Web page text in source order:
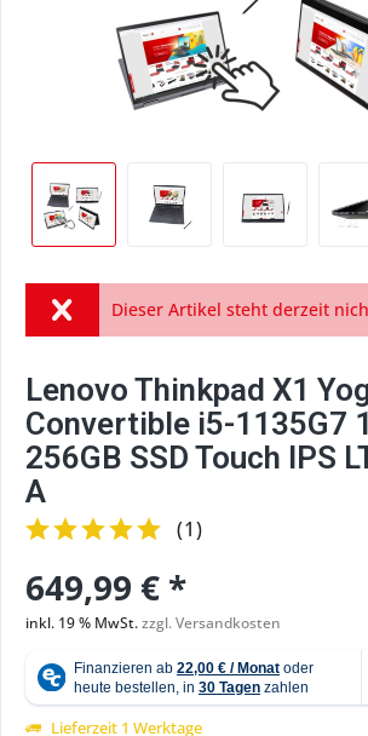
Dieser Artikel steht derzeit
Lenovo Thinkpad X1
Convertible i5-1135G7
256GB SSD Touch IPS
A
(1)
649,99 € *
inkl. 19 % MwSt.zzgl. Versandkosten
Lieferzeit 1 Werktage